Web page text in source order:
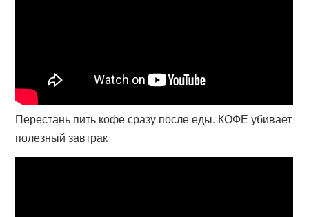
Перестань пить кофе сразу после еды. КОФЕ убивает
полезный завтрак